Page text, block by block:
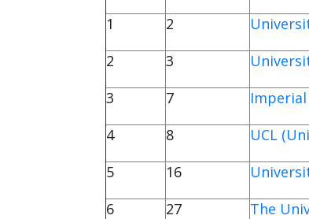
1 2
2
3
3
7
4
8
UCL
5
16
6
27
The